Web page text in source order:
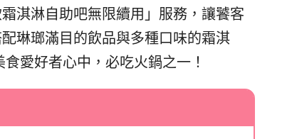
淇淋自助吧無限續用」服務，讓饕客
琳瑯滿目的飲品與多種口味的霜淇
愛好者心中，必吃火鍋之一！